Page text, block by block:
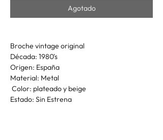
Agotado
Broche vintage original
Década: 1980's
Origen: España
Material: Metal
Color: plateado y beige
Estado: Sin Estrena